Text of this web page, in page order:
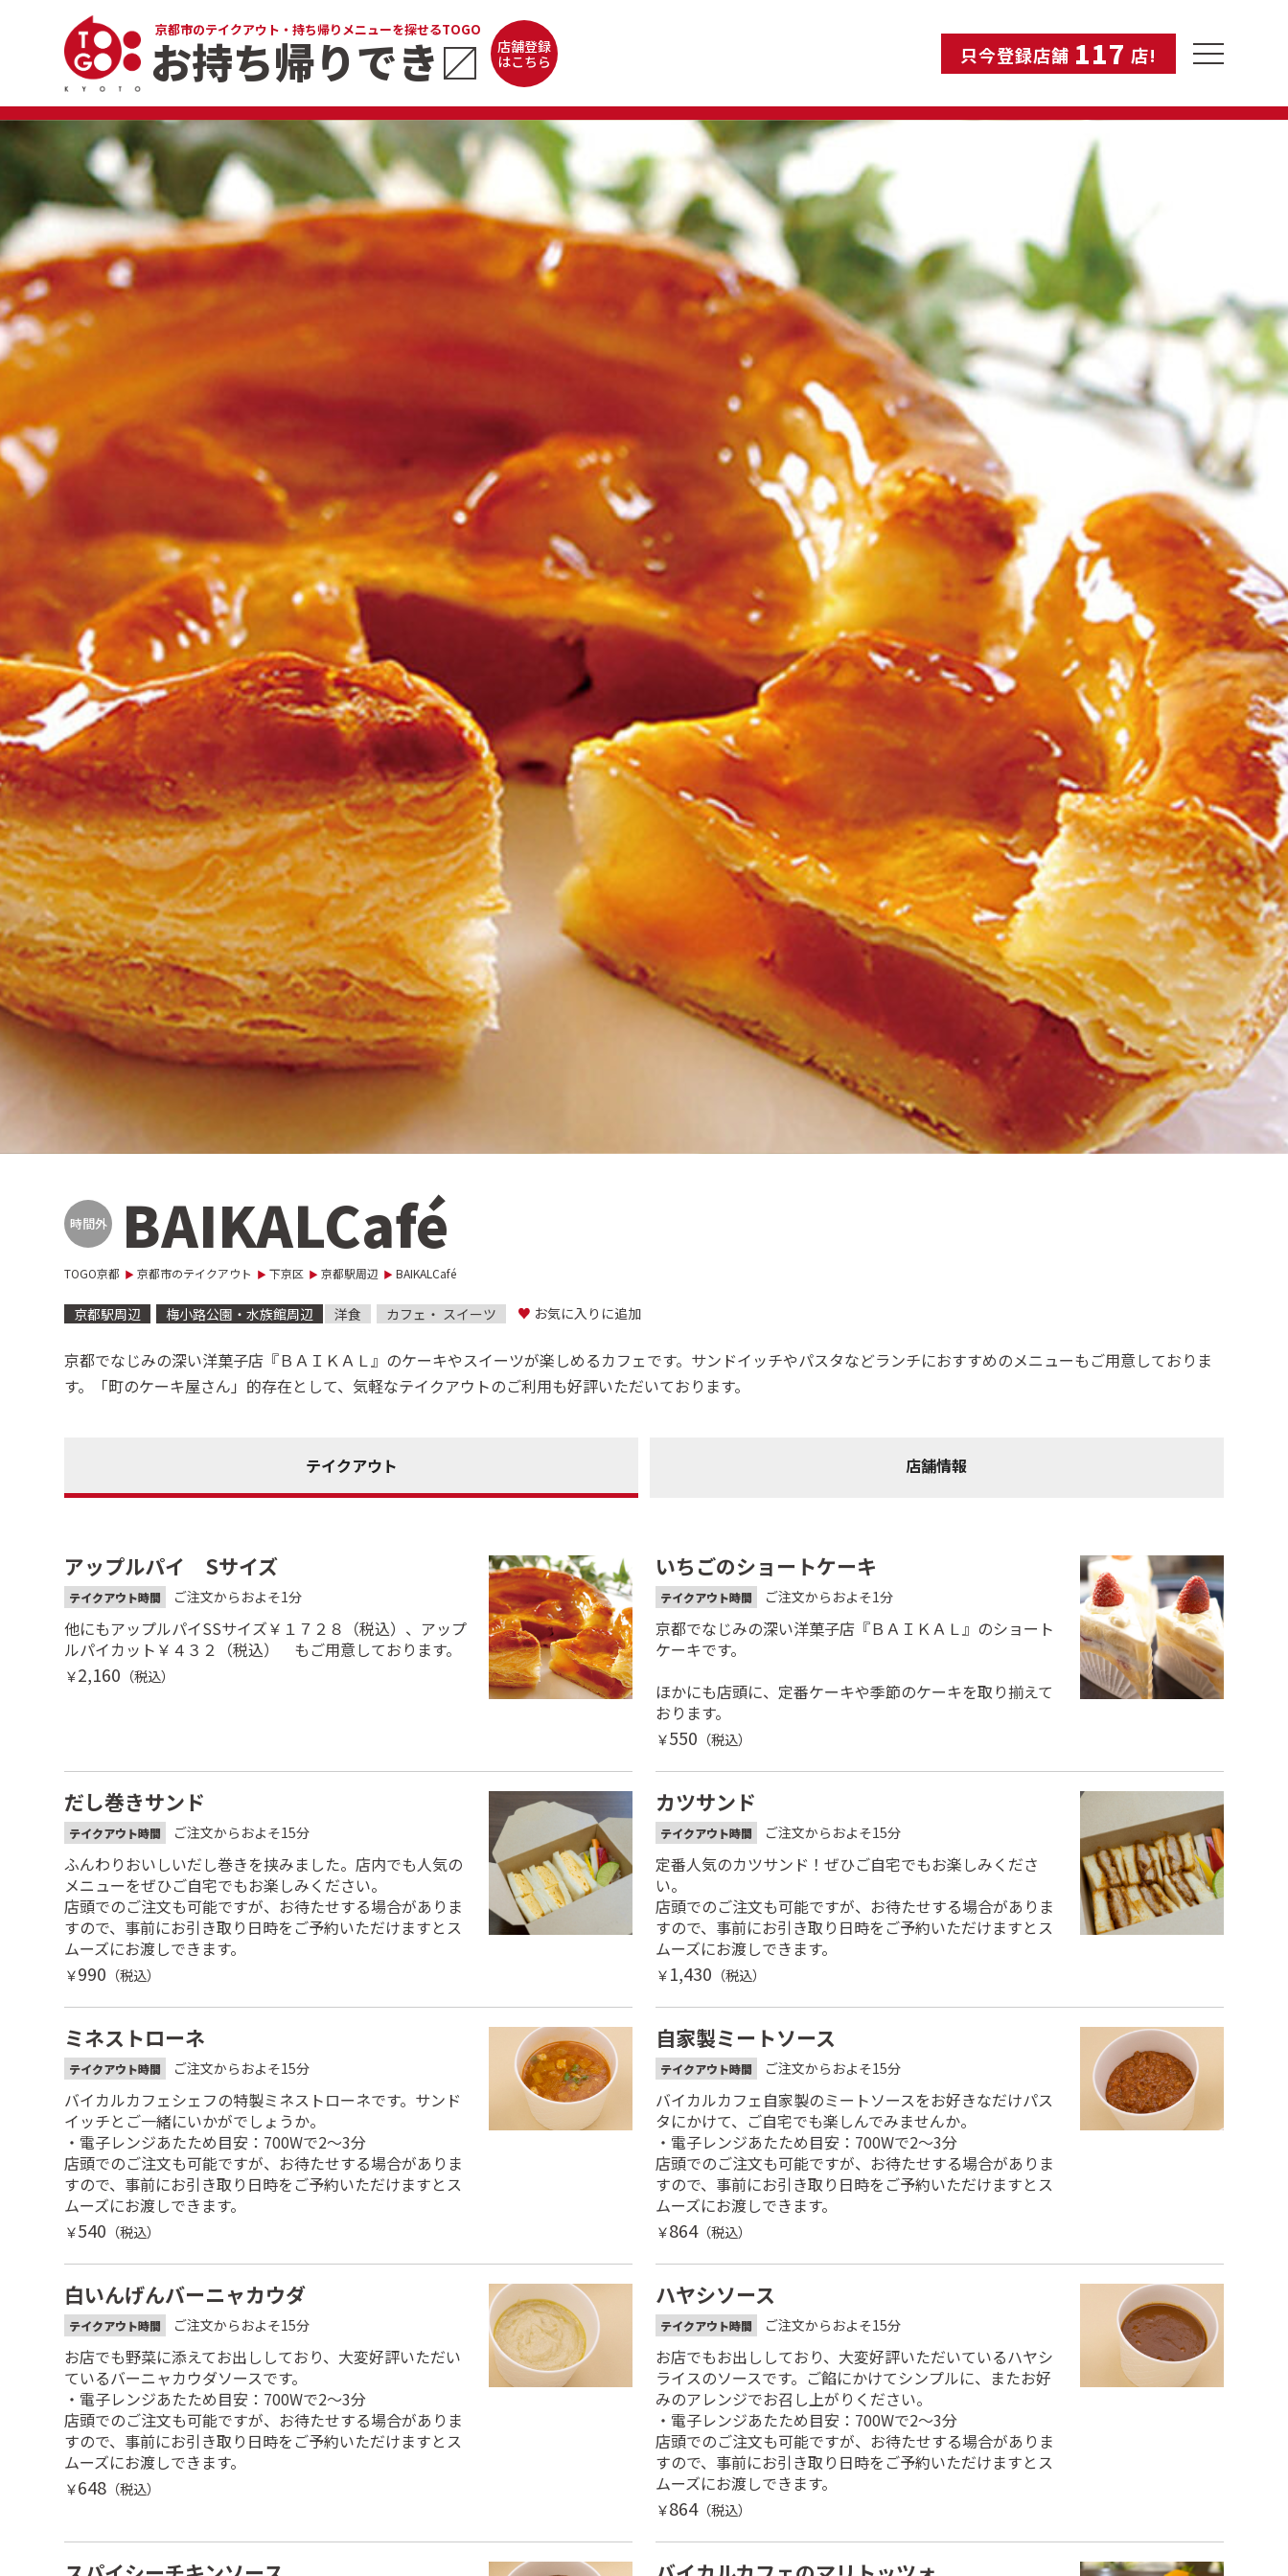
京都市のテイクアウト・持ち帰りメニューを探せるTOGO
お持ち帰りでき〼
店舗登録
はこちら
只今登録店舗 117 店! toggle
navigation
時間外 BAIKALCafé
TOGO京都 京都市のテイクアウト 下京区 京都駅周辺 BAIKALCafé
京都駅周辺 梅小路公園・水族館周辺 洋食 カフェ・ スイーツ ♥ お気に入りに追加
京都でなじみの深い洋菓子店『ＢＡＩＫＡＬ』のケーキやスイーツが楽しめるカフェです。サンドイッチやパスタなどランチにおすすめのメニューもご用意しておりま
す。「町のケーキ屋さん」的存在として、気軽なテイクアウトのご利用も好評いただいております。
テイクアウト 店舗情報
アップルパイ Sサイズ
テイクアウト時間 ご注文からおよそ1分
他にもアップルパイSSサイズ￥１７２８（税込）、アップ
ルパイカット￥４３２（税込） もご用意しております。
￥2,160 （税込）
いちごのショートケーキ
テイクアウト時間 ご注文からおよそ1分
京都でなじみの深い洋菓子店『ＢＡＩＫＡＬ』のショート
ケーキです。
ほかにも店頭に、定番ケーキや季節のケーキを取り揃えて
おります。
￥550 （税込）
だし巻きサンド
テイクアウト時間 ご注文からおよそ15分
ふんわりおいしいだし巻きを挟みました。店内でも人気の
メニューをぜひご自宅でもお楽しみください。
店頭でのご注文も可能ですが、お待たせする場合がありま
すので、事前にお引き取り日時をご予約いただけますとス
ムーズにお渡しできます。
￥990 （税込）
カツサンド
テイクアウト時間 ご注文からおよそ15分
定番人気のカツサンド！ぜひご自宅でもお楽しみくださ
い。
店頭でのご注文も可能ですが、お待たせする場合がありま
すので、事前にお引き取り日時をご予約いただけますとス
ムーズにお渡しできます。
￥1,430 （税込）
ミネストローネ
テイクアウト時間 ご注文からおよそ15分
バイカルカフェシェフの特製ミネストローネです。サンド
イッチとご一緒にいかがでしょうか。
・電子レンジあたため目安：700Wで2～3分
店頭でのご注文も可能ですが、お待たせする場合がありま
すので、事前にお引き取り日時をご予約いただけますとス
ムーズにお渡しできます。
￥540 （税込）
自家製ミートソース
テイクアウト時間 ご注文からおよそ15分
バイカルカフェ自家製のミートソースをお好きなだけパス
タにかけて、ご自宅でも楽しんでみませんか。
・電子レンジあたため目安：700Wで2～3分
店頭でのご注文も可能ですが、お待たせする場合がありま
すので、事前にお引き取り日時をご予約いただけますとス
ムーズにお渡しできます。
￥864（税込）
白いんげんバーニャカウダ
テイクアウト時間 ご注文からおよそ15分
お店でも野菜に添えてお出ししており、大変好評いただい
ているバーニャカウダソースです。
・電子レンジあたため目安：700Wで2～3分
店頭でのご注文も可能ですが、お待たせする場合がありま
すので、事前にお引き取り日時をご予約いただけますとス
ムーズにお渡しできます。
￥648 （税込）
ハヤシソース
テイクアウト時間 ご注文からおよそ15分
お店でもお出ししており、大変好評いただいているハヤシ
ライスのソースです。ご餡にかけてシンプルに、またお好
みのアレンジでお召し上がりください。
・電子レンジあたため目安：700Wで2～3分
店頭でのご注文も可能ですが、お待たせする場合がありま
すので、事前にお引き取り日時をご予約いただけますとス
ムーズにお渡しできます。
￥864（税込）